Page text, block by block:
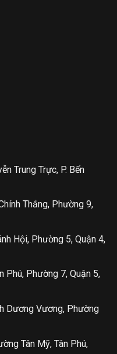
Trung Trực, P. Bến
Thắng, Phường 9,
Hội, Phường 5, Quận 4,
Phú, Phường 7, Quận 5,
Dương Vương, Phường
Tân Mỹ, Tân Phú,